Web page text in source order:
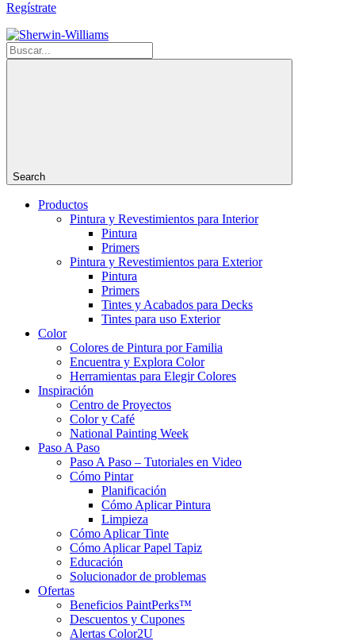
Regístrate
Search
Productos
Pintura y Revestimientos para Interior
Pintura
Primers
Pintura y Revestimientos para Exterior
Pintura
Primers
Tintes y Acabados para Decks
Tintes para uso Exterior
Color
Colores de Pintura por Familia
Encuentra y Explora Color
Herramientas para Elegir Colores
Inspiración
Centro de Proyectos
Color y Café
National Painting Week
Paso A Paso
Paso A Paso – Tutoriales en Video
Cómo Pintar
Planificación
Cómo Aplicar Pintura
Limpieza
Cómo Aplicar Tinte
Cómo Aplicar Papel Tapiz
Educación
Solucionador de problemas
Ofertas
Beneficios PaintPerks™
Descuentos y Cupones
Alertas Color2U